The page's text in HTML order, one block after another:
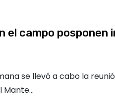
el campo posponen
se llevó a cabo la
Mante…